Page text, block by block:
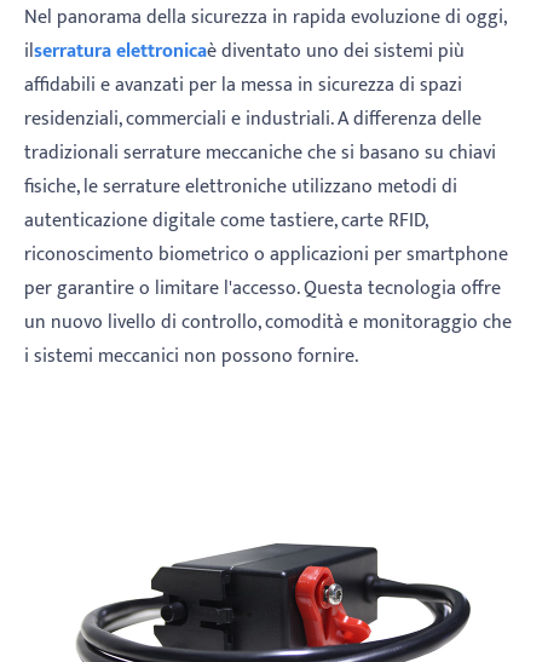
Nel panorama della sicurezza in rapida evoluzione di oggi,
ilserratura elettronicaè diventato uno dei sistemi più
affidabili e avanzati per la messa in sicurezza di spazi
residenziali, commerciali e industriali. A differenza delle
tradizionali serrature meccaniche che si basano su chiavi
fisiche, le serrature elettroniche utilizzano metodi di
autenticazione digitale come tastiere, carte RFID,
riconoscimento biometrico o applicazioni per smartphone
per garantire o limitare l'accesso. Questa tecnologia offre
un nuovo livello di controllo, comodità e monitoraggio che
i sistemi meccanici non possono fornire.